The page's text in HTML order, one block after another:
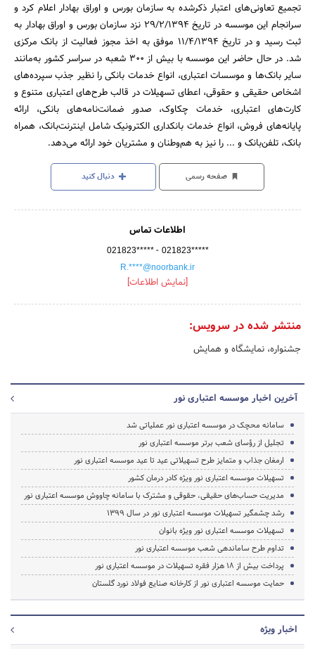
تجمیع تعاونی‌های اعتبار ذکرشده به سازمان بورس و اوراق بهادار اعلام کرد و
سرانجام این موسسه در تاریخ 29/2/1394 نزد سازمان بورس و اوراق بهادار به
ثبت رسید و در تاریخ 11/4/1394 موفق به اخذ مجوز فعالیت از بانک مرکزی
شد. در حال حاضر این موسسه با بیش از 300 شعبه در سراسر کشور به‌مانند
سایر بانک‌ها و موسسات اعتباری، انواع خدمات بانکی را نظیر جذب سپرده‌های
اشخاص حقیقی و حقوقی، اعطای تسهیلات در قالب طرح‌های اعتباری متنوع و
کارت‌های اعتباری، خدمات چکاوک، صدور ضمانت‌نامه‌های بانکی، ارائه
پایانه‌های فروش، انواع خدمات بانکداری الکترونیک شامل اینترنت‌بانک، همراه
بانک، تلفن‌بانک و ... را نیز به هم‌وطنان و مشتریان خود ارائه می‌دهد.
صفحه رسمی دنبال کنید
اطلاعات تماس
021823***** - 021823*****
R.****@noorbank.ir
[نمایش اطلاعات]
منتشر شده در سرویس:
جشنواره، نمایشگاه و همایش
آخرین اخبار موسسه اعتباری نور
سامانه محچک در موسسه اعتباری نور عملیاتی شد
تجلیل از رؤسای شعب برتر موسسه اعتباری نور
ارمغان جذاب و متمایز طرح تسهیلاتی عید تا عید موسسه اعتباری نور
تسهیلات موسسه اعتباری نور ویژه کادر درمان کشور
مدیریت حساب‌های حقیقی، حقوقی و مشترک با سامانه چاووش موسسه اعتباری نور
رشد چشمگیر تسهیلات موسسه اعتباری نور در سال 1399
تسهیلات موسسه اعتباری نور ویژه بانوان
تداوم طرح ساماندهی شعب موسسه اعتباری نور
پرداخت بیش از 18 هزار فقره تسهیلات در موسسه اعتباری نور
حمایت موسسه اعتباری نور از کارخانه صنایع فولاد نورد گلستان
اخبار ویژه